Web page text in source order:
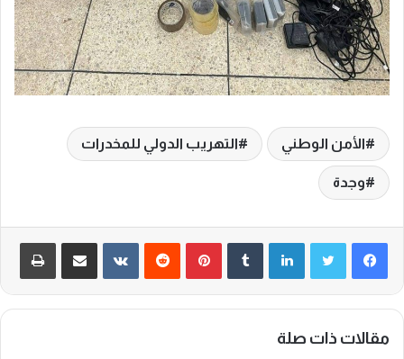
الأمن الوطني التهريب الدولي للمخدرات
وجدة
لينكدإن بينتيريست ‏VKontakte
مقالات ذات صلة